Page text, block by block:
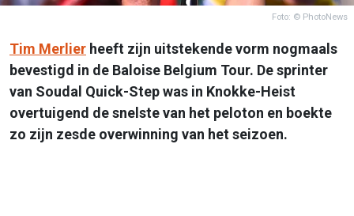
Foto: © PhotoNews
Tim Merlier heeft zijn uitstekende vorm nogmaals
bevestigd in de Baloise Belgium Tour. De sprinter
van Soudal Quick-Step was in Knokke-Heist
overtuigend de snelste van het peloton en boekte
zo zijn zesde overwinning van het seizoen.